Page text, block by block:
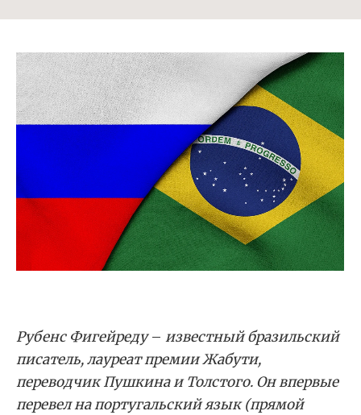
Рубенс Фигейреду – известный бразильский
писатель, лауреат премииЖабути,
переводчик Пушкина и Толстого. Он впервые
перевел на португальский язык (прямой